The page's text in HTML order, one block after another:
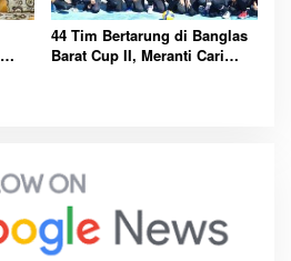
44 Tim Bertarung di Banglas
Barat Cup II, Meranti Cari